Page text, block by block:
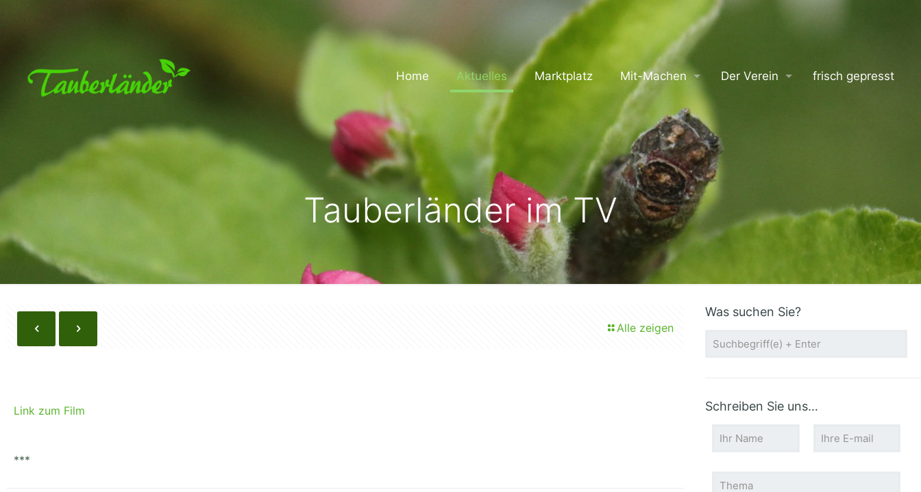
Home Aktuelles Marktplatz Mit-Machen Der Verein frisch gepresst
Tauberländer im TV
Alle zeigen
Link zum Film
***
Was suchen Sie?
Schreiben Sie uns…